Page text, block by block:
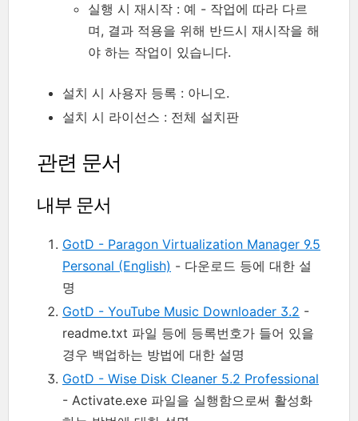
실행 시 재시작 : 예 - 작업에 따라 다르
며, 결과 적용을 위해 반드시 재시작을 해
야 하는 작업이 있습니다.
설치 시 사용자 등록 : 아니오.
설치 시 라이선스 : 전체 설치판
관련 문서
내부 문서
GotD - Paragon Virtualization Manager 9.5
Personal (English) - 다운로드 등에 대한 설
명
GotD - YouTube Music Downloader 3.2 -
readme.txt 파일 등에 등록번호가 들어 있을
경우 백업하는 방법에 대한 설명
GotD - Wise Disk Cleaner 5.2 Professional
- Activate.exe 파일을 실행함으로써 활성화